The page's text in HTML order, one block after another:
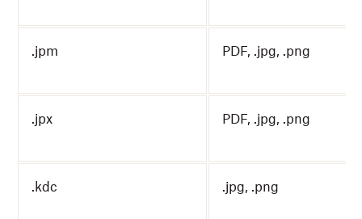
.jpm PDF, .jpg, .png
.jpx PDF, .jpg, .png
.kdc .jpg, .png